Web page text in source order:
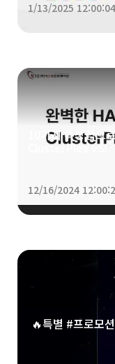
1/13/2025
10가지 특장점
ClusterPlex v5!
12/16/2024
🔥특별 #프로모